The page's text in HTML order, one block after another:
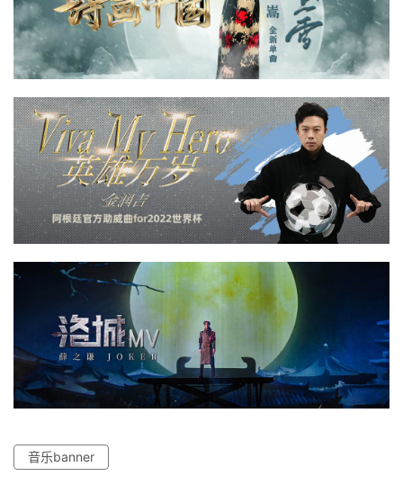
首
页
资
讯
平
面
艺
术
工
业
登录 注册
音乐banner